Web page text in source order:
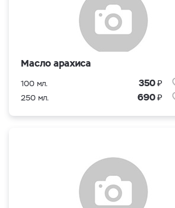
Масло арахиса
100 мл. 350₽
250 мл. 690₽